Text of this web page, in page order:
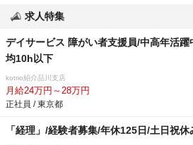
求人特集
デイサービス 障がい者支援員/中高年活
均10h以下
kotrio紹介品川支店
月給24万円～28万円
正社員 / 東京都
「経理」/経験者募集/年休125日/土日祝休